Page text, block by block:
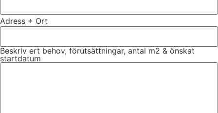
Adress + Ort
Beskriv ert behov, förutsättningar, antal m2 & önskat
startdatum